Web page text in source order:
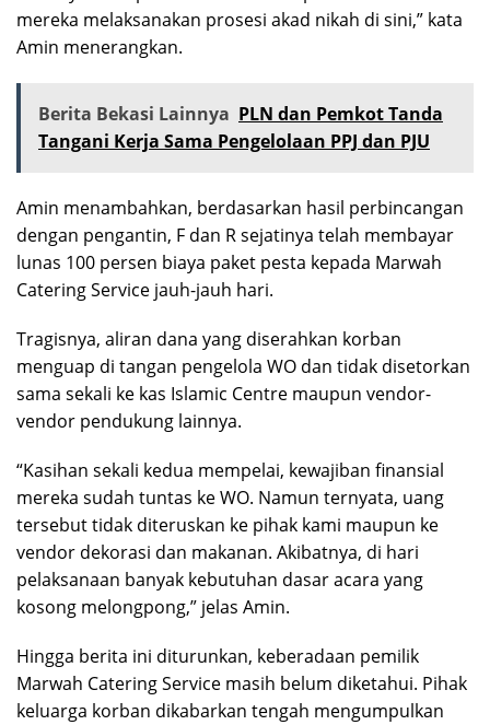
mereka melaksanakan prosesi akad nikah di sini,” kata
Amin menerangkan.
Berita Bekasi Lainnya PLN dan Pemkot Tanda
Tangani Kerja Sama Pengelolaan PPJ dan PJU
Amin menambahkan, berdasarkan hasil perbincangan
dengan pengantin, F dan R sejatinya telah membayar
lunas 100 persen biaya paket pesta kepada Marwah
Catering Service jauh-jauh hari.
Tragisnya, aliran dana yang diserahkan korban
menguap di tangan pengelola WO dan tidak disetorkan
sama sekali ke kas Islamic Centre maupun vendor-
vendor pendukung lainnya.
“Kasihan sekali kedua mempelai, kewajiban finansial
mereka sudah tuntas ke WO. Namun ternyata, uang
tersebut tidak diteruskan ke pihak kami maupun ke
vendor dekorasi dan makanan. Akibatnya, di hari
pelaksanaan banyak kebutuhan dasar acara yang
kosong melongpong,” jelas Amin.
Hingga berita ini diturunkan, keberadaan pemilik
Marwah Catering Service masih belum diketahui. Pihak
keluarga korban dikabarkan tengah mengumpulkan